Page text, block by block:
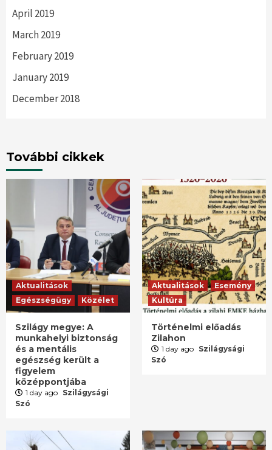
April 2019
March 2019
February 2019
January 2019
December 2018
További cikkek
Aktualitások
Egészségügy
Közélet
Szilágy megye: A
munkahelyi biztonság
és a mentális
egészség került a
figyelem
középpontjába
1 day ago Szilágysági
Szó
Aktualitások
Esemény
Kultúra
Történelmi előadás
Zilahon
1 day ago Szilágysági
Szó